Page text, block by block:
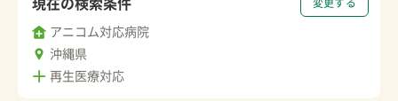
アニコム対応病院
沖縄県
再生医療対応